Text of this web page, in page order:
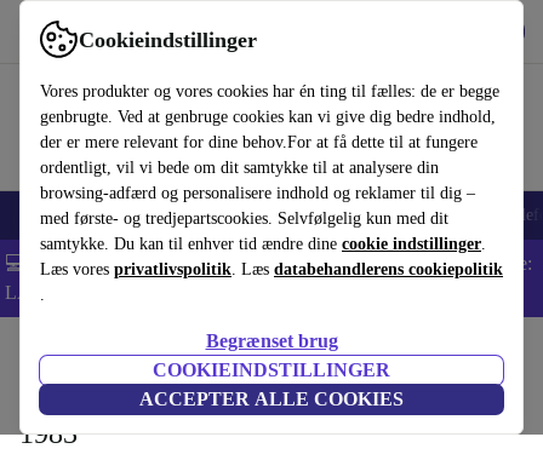
Cookieindstillinger
Vores produkter og vores cookies har én ting til fælles: de er begge
genbrugte. Ved at genbruge cookies kan vi give dig bedre indhold,
der er mere relevant for dine behov.For at få dette til at fungere
ordentligt, vil vi bede om dit samtykke til at analysere din
browsing-adfærd og personalisere indhold og reklamer til dig –
med første- og tredjepartscookies. Selvfølgelig kun med dit
samtykke. Du kan til enhver tid ændre dine cookie indstillinger.
Læs vores privatlivspolitik. Læs databehandlerens cookiepolitik
.
Begrænset brug
COOKIEINDSTILLINGER
ACCEPTER ALLE COOKIES
Brug refurbed hurtigt og nemt
Smartphones Bærbare Tablets Smartwatches Tilbehør
💻 Ekstra 5% rabat på alle MacBooks og bærbare computere - Kode:
LAPTOP5 -
Husholdning Møbler
Marvin E. Newman. Photographs 1949–
1983